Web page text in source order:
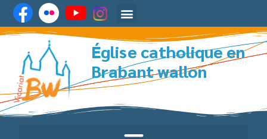
Église catholique en
Brabant wallon